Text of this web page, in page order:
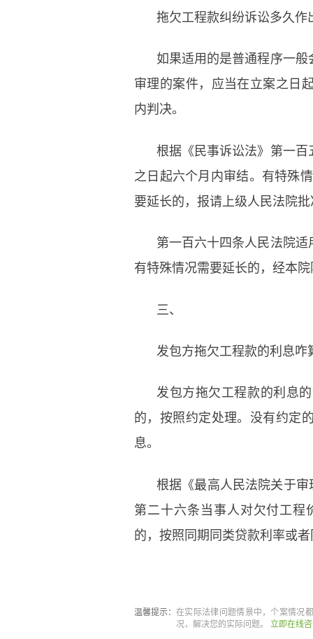
拖欠工程款纠纷诉讼多久作
如果适用的是普通程序一
审理的案件，应当在立案之日
内判决。
根据《民事诉讼法》第一
之日起六个月内审结。有特殊
要延长的，报请上级人民法院
第一百六十四条人民法院
有特殊情况需要延长的，经本
三、
发包方拖欠工程款的利息咋
发包方拖欠工程款的利息
的，按照约定处理。没有约定
息。
根据《最高人民法院关于
第二十六条当事人对欠付工程
的，按照同期同类贷款利率或
温馨提示： 在实际法律问题情景中，个案情况
况，解决您的实际问题。 立即在线